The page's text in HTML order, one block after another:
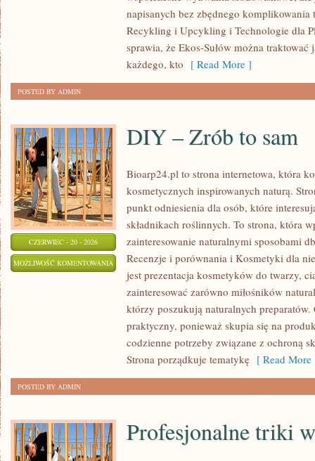
napisanych bez zbędnego komplikowania
Recykling i Upcykling i Technologie dla
sprawia, że Ekos-Sułów można
każdego, kto [ Read More ]
POSTED BY ADMIN
CZERWIEC - 20 - 2026
MOŻLIWOŚĆ KOMENTOWANIA
ZRÓB
SAM
DIY – Zrób to sam
Bioarp24.pl to strona internetowa, która
kosmetycznych inspirowanych naturą.
punkt odniesienia dla osób, które
składnikach roślinnych. To strona, która
zainteresowanie naturalnymi sposobami
Recenzje i porównania i Kosmetyki dla
jest prezentacja kosmetyków do twarzy,
zainteresować zarówno miłośników
którzy poszukują naturalnych preparatów.
praktyczny, ponieważ skupia się na
codzienne potrzeby związane z ochroną
Strona porządkuje tematykę [ Read More
POSTED BY ADMIN
Profesjonalne triki